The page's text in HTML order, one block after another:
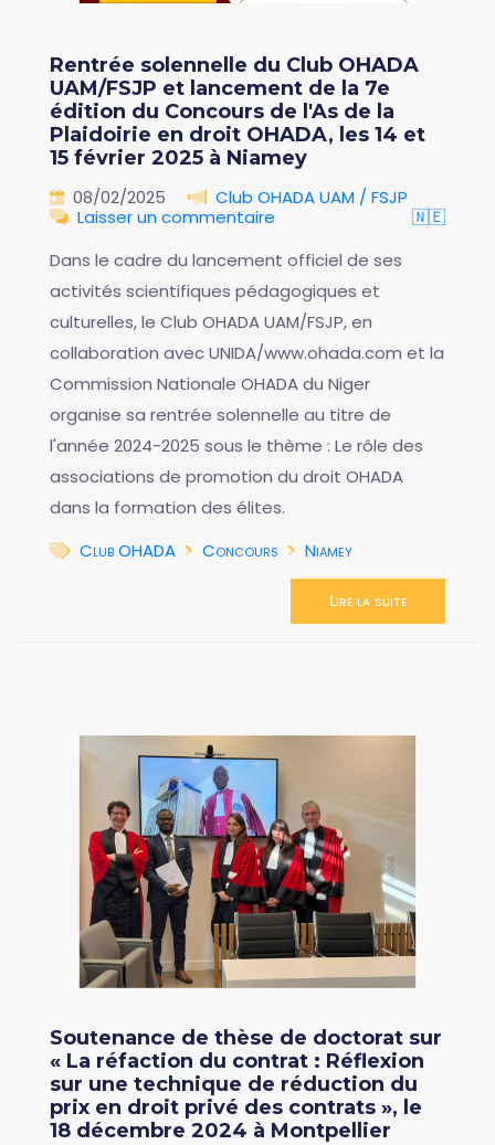
Rentrée solennelle du Club OHADA
UAM/FSJP et lancement de la 7e
édition du Concours de l'As de la
Plaidoirie en droit OHADA, les 14 et
15 février 2025 à Niamey
08/02/2025
Club OHADA UAM / FSJP
Laisser un commentaire
🇳🇪
Dans le cadre du lancement officiel de ses
activités scientifiques pédagogiques et
culturelles, le Club OHADA UAM/FSJP, en
collaboration avec UNIDA/www.ohada.com et la
Commission Nationale OHADA du Niger
organise sa rentrée solennelle au titre de
l'année 2024-2025 sous le thème : Le rôle des
associations de promotion du droit OHADA
dans la formation des élites.
Club OHADA
Concours Niamey
Lire la suite
Soutenance de thèse de doctorat sur
« La réfaction du contrat : Réflexion
sur une technique de réduction du
prix en droit privé des contrats », le
18 décembre 2024 à Montpellier